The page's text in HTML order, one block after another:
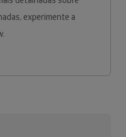
experimente a